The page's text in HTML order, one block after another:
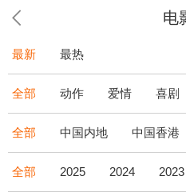
电
最新 最热
全部 动作 爱情 喜剧
全部 中国内地 中国香港
全部 2025 2024 2023